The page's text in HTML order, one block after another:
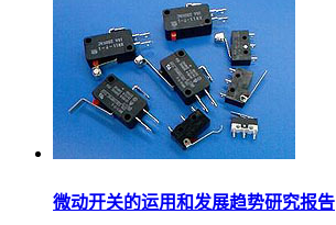
微动开关的运用和发展趋势研究报告